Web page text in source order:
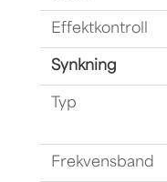
Effektkontroll
Synkning
Typ
Frekvensband